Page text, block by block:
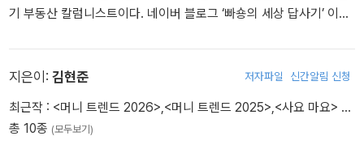
여 권이 있다. * 트렌드 전문 유튜브 채널 youtube.com/c/김용섭INS
기 부동산 칼럼니스트이다. 네이버 블로그 ‘빠숑의 세상 답사기’ 이웃
을 데이터로 읽어온 대한민국 최고의 입지 전문가다. 한국갤럽조사연
구소 부동산 조사본부 팀장으로 일했고 국토교통부, LH공사 등 공공
기관 및 국내 유수의 건설사들과 함께 1,000여 건이 넘는 부동산 리
서치 프로젝트를 수행하며 시장의 본질을 꿰뚫는 안목을 쌓았다. 조
지은이: 김현준 저자파일 신간알림 신청
최근작 : <머니 트렌드 2026>,<머니 트렌드 2025>,<사요 마요> …
총 10종 (모두보기)